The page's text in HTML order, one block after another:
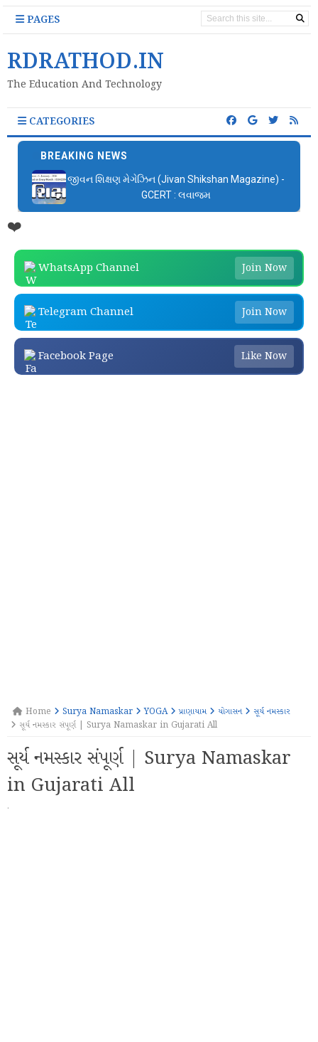
PAGES
RDRATHOD.IN
The Education And Technology
CATEGORIES
BREAKING NEWS
જીવન શિક્ષણ મેગેઝિન (Jivan Shikshan Magazine) -
GCERT : લવાજમ
❤️
WhatsApp Channel Join Now
Telegram Channel Join Now
Facebook Page Like Now
Home Surya Namaskar YOGA પ્રાણાયામ યોગાસન
સૂર્ય નમસ્કાર
સૂર્ય નમસ્કાર સંપૂર્ણ | Surya Namaskar in Gujarati All
સૂર્ય નમસ્કાર સંપૂર્ણ | Surya Namaskar
in Gujarati All
·